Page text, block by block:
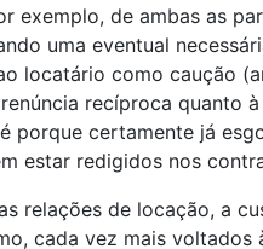
exemplo, de ambas as
uma eventual
locatário como caução
recíproca quanto
porque certamente já
estar redigidos nos
relações de locação, a
cada vez mais